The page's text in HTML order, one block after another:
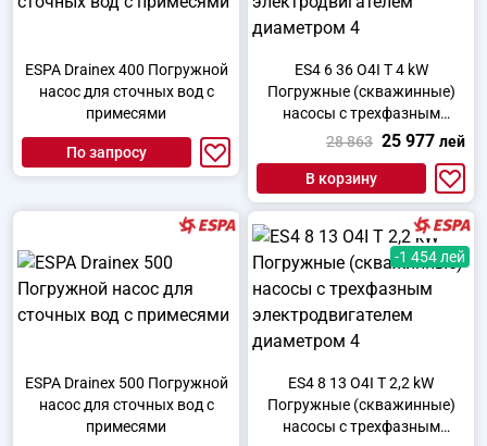
ESPA Drainex 400 Погружной
насос для сточных вод с
примесями
По запросу
ES4 6 36 O4I T 4 kW
Погружные (скважинные)
насосы с трехфазным
электродвигателем
28 863 25 977 лей
В корзину
ESPA Drainex 500 Погружной
насос для сточных вод с
примесями
-1 454 лей
ES4 8 13 O4I T 2,2 kW
Погружные (скважинные)
насосы с трехфазным